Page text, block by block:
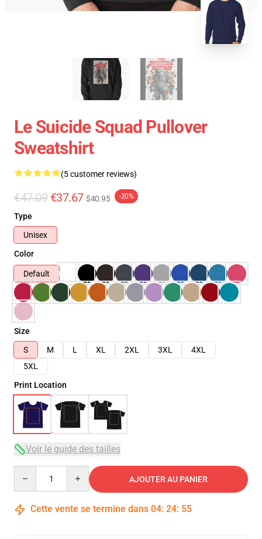
Le Suicide Squad Pullover
Sweatshirt
(5 customer reviews)
€47.09 €37.67 $40.95 -20%
Type
Unisex
Color
Default
Size
S
M L XL 2XL 3XL
4XL
5XL
Print Location
Voir le guide des tailles
AJOUTER AU PANIER
Cette vente se termine dans 04: 24: 54